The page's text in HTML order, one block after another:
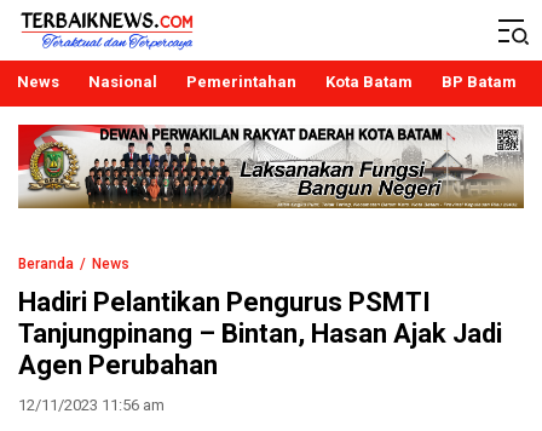
Terbaiknews
Teraktual dan Terpercaya
News Nasional Pemerintahan Kota Batam BP Batam
Beranda News
Hadiri Pelantikan Pengurus PSMTI
Tanjungpinang – Bintan, Hasan Ajak Jadi
Agen Perubahan
12/11/2023 11:56 am